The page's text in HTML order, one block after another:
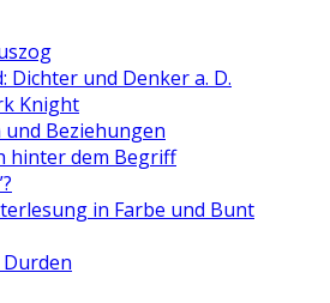
Dichter und Denker a. D.
Knight
Beziehungen
hinter dem Begriff
in Farbe und Bunt